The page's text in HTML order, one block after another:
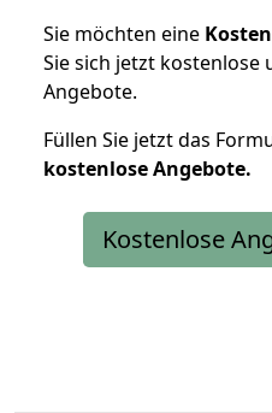
Sie möchten eine
Sie sich jetzt kostenlose
Angebote.
Füllen Sie jetzt das
kostenloseAngebote.
Kostenlose